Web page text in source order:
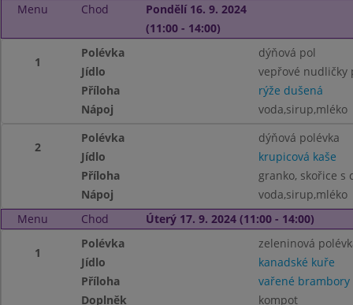
Menu Chod
Pondělí 16. 9. 2024
(11:00 - 14:00)
1
Polévka
dýňová pol
Jídlo
vepřové nudličky
Příloha
rýže dušená
Nápoj
voda,sirup,mléko
2
Polévka
dýňová polévka
Jídlo
krupicová kaše
Příloha
granko, skořice s
Nápoj
voda,sirup,mléko
Menu
Chod Úterý 17. 9. 2024 (11:00 - 14:00)
1
Polévka
zeleninová
Jídlo
kanadské kuře
Příloha
vařené brambory
Doplněk
kompot